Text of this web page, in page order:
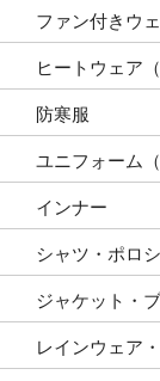
ファン付きウ
ヒートウェア
防寒服
ユニフォーム
インナー
シャツ・ポロ
ジャケット・
レインウェア